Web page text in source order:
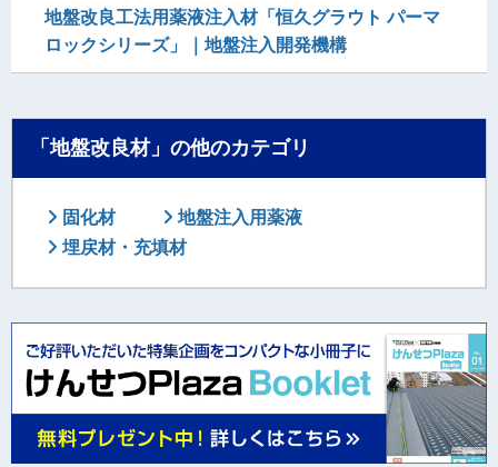
地盤改良工法用薬液注入材「恒久グラウト パーマ
ロックシリーズ」｜地盤注入開発機構
「地盤改良材」の他のカテゴリ
固化材
地盤注入用薬液
埋戻材・充填材